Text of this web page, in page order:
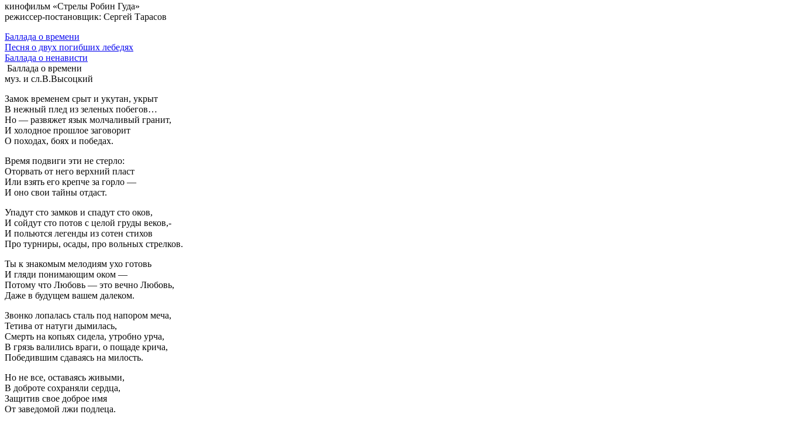
кинофильм «Стрелы Робин Гуда»
режиссер-постановщик: Сергей Тарасов
Баллада о времени
Песня о двух погибших лебедях
Баллада о ненависти
Баллада о времени
муз. и сл.В.Высоцкий
Замок временем срыт и укутан, укрыт
В нежный плед из зеленых побегов…
Но — развяжет язык молчаливый гранит,
И холодное прошлое заговорит
О походах, боях и победах.
Время подвиги эти не стерло:
Оторвать от него верхний пласт
Или взять его крепче за горло —
И оно свои тайны отдаст.
Упадут сто замков и спадут сто оков,
И сойдут сто потов с целой груды веков,-
И польются легенды из сотен стихов
Про турниры, осады, про вольных стрелков.
Ты к знакомым мелодиям ухо готовь
И гляди понимающим оком —
Потому что Любовь — это вечно Любовь,
Даже в будущем вашем далеком.
Звонко лопалась сталь под напором меча,
Тетива от натуги дымилась,
Смерть на копьях сидела, утробно урча,
В грязь валились враги, о пощаде крича,
Победившим сдаваясь на милость.
Но не все, оставаясь живыми,
В доброте сохраняли сердца,
Защитив свое доброе имя
От заведомой лжи подлеца.